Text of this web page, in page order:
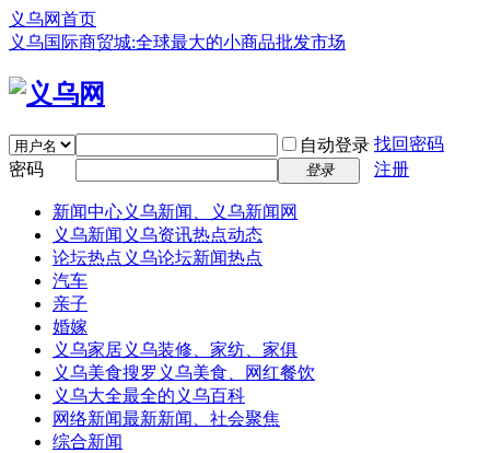
义乌网首页
义乌国际商贸城:全球最大的小商品批发市场
自动登录 找回密码
密码
登录 注册
新闻中心义乌新闻、义乌新闻网
义乌新闻 义乌资讯热点动态
论坛热点 义乌论坛新闻热点
汽车
亲子
婚嫁
义乌家居义乌装修、家纺、家俱
义乌美食搜罗义乌美食、网红餐饮
义乌大全最全的义乌百科
网络新闻最新新闻、社会聚焦
综合新闻